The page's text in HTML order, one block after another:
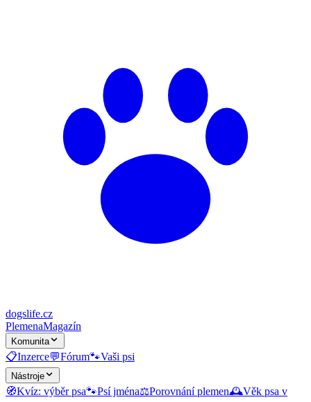
dogslife.cz
PlemenaMagazín
Komunita
📋Inzerce💬Fórum🐾Vaši psi
Nástroje
🧭Kvíz: výběr psa🐾Psí jména⚖️Porovnání plemen🕰️Věk psa v